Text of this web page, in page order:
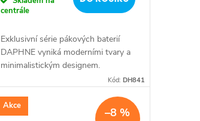
centrále
Exklusivní série pákových baterií
DAPHNE vyniká moderními tvary a
minimalistickým designem.
Typickým znakem série je elegantní
manipulaci....
Kód: DH841
Akce –8 %